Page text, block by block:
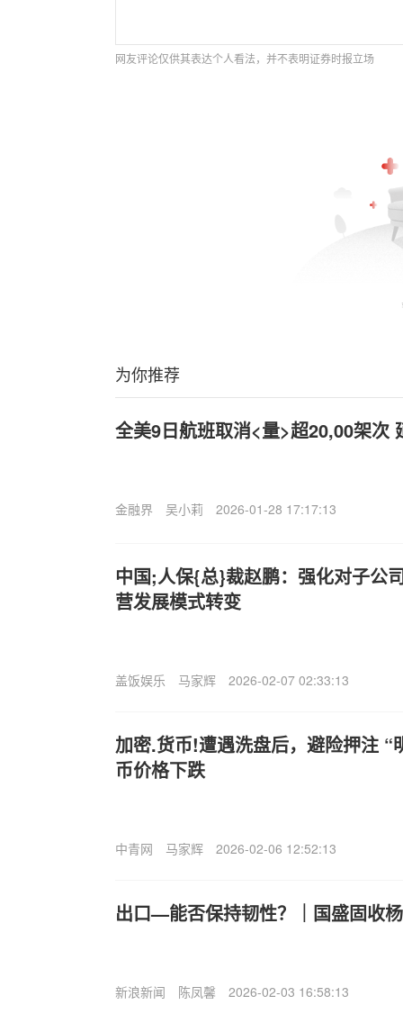
网友评论仅供其表达个人看法，并不表明证券时报立场
为你推荐
全美9日航班取消<量>超20,00架次
金融界 吴小莉 2026-01-28 17:17:13
中国;人保{总}裁赵鹏：强化对子公
营发展模式转变
盖饭娱乐 马家辉 2026-02-07 02:33:13
加密.货币!遭遇洗盘后，避险押注 “
币价格下跌
中青网 马家辉 2026-02-06 12:52:13
出口—能否保持韧性？｜国盛固收
新浪新闻 陈凤馨 2026-02-03 16:58:13